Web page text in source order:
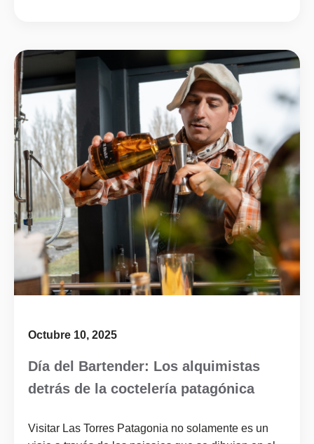
Octubre 10, 2025
Día del Bartender: Los alquimistas
detrás de la coctelería patagónica
Visitar Las Torres Patagonia no solamente es un